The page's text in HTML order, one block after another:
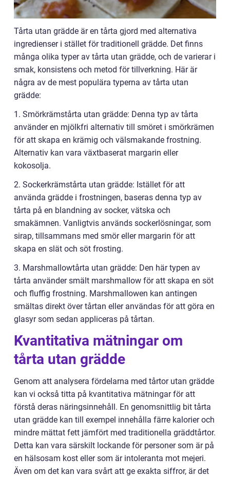
Tårta utan grädde är en tårta gjord med alternativa
ingredienser i stället för traditionell grädde. Det finns
många olika typer av tårta utan grädde, och de varierar i
smak, konsistens och metod för tillverkning. Här är
några av de mest populära typerna av tårta utan
grädde:
1. Smörkrämstårta utan grädde: Denna typ av tårta
använder en mjölkfri alternativ till smöret i smörkrämen
för att skapa en krämig och välsmakande frostning.
Alternativ kan vara växtbaserat margarin eller
kokosolja.
2. Sockerkrämstårta utan grädde: Istället för att
använda grädde i frostningen, baseras denna typ av
tårta på en blandning av socker, vätska och
smakämnen. Vanligtvis används sockerlösningar, som
sirap, tillsammans med smör eller margarin för att
skapa en slät och söt frosting.
3. Marshmallowtårta utan grädde: Den här typen av
tårta använder smält marshmallow för att skapa en söt
och fluffig frostning. Marshmallowen kan antingen
smältas direkt över tårtan eller användas för att göra en
glasyr som sedan appliceras på tårtan.
Kvantitativa mätningar om
tårta utan grädde
Genom att analysera fördelarna med tårtor utan grädde
kan vi också titta på kvantitativa mätningar för att
förstå deras näringsinnehåll. En genomsnittlig bit tårta
utan grädde kan till exempel innehålla färre kalorier och
mindre mättat fett jämfört med traditionella gräddtårtor.
Detta kan vara särskilt lockande för personer som är på
en hälsosam kost eller som är intoleranta mot mejeri.
Även om det kan vara svårt att ge exakta siffror, är det